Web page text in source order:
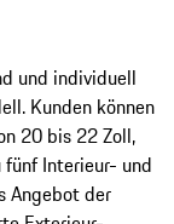
und individuell
Kunden können
20 bis 22 Zoll,
Interieur- und
Angebot der